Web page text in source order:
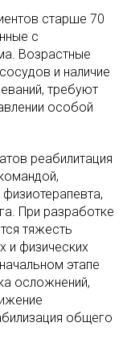
старше 70
с
Возрастные
и наличие
требуют
особой
реабилитация
При разработке
тяжесть
и физических
этапе
осложнений,
общего